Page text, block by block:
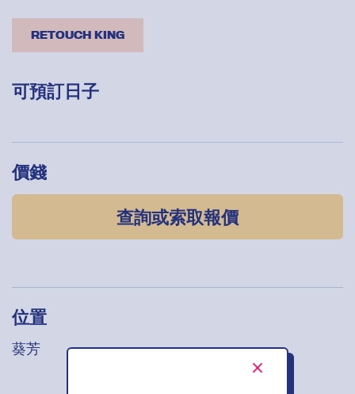
RETOUCH KING
可預訂日子
價錢
查詢或索取報價
位置
葵芳